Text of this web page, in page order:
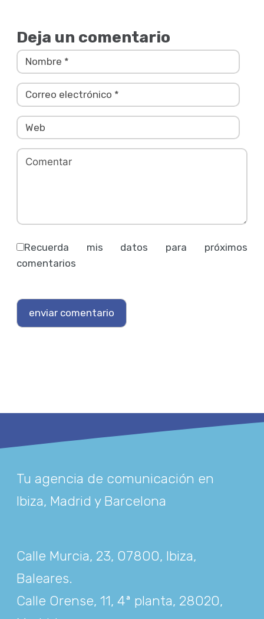
Deja un comentario
Recuerda mis datos para próximos
comentarios
Tu agencia de comunicación en
Ibiza, Madrid y Barcelona
Calle Murcia, 23, 07800, Ibiza,
Baleares.
Calle Orense, 11, 4ª planta, 28020,